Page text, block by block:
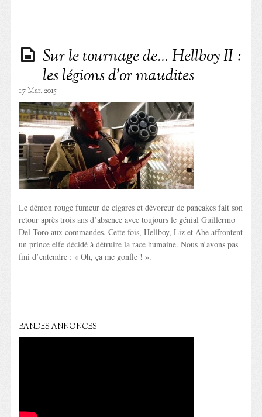
Sur le tournage de… Hellboy II :
les légions d’or maudites
17 Mar. 2015
Le démon rouge fumeur de cigares et dévoreur de pancakes fait son
retour après trois ans d’absence avec toujours le génial Guillermo
Del Toro aux commandes. Cette fois, Hellboy, Liz et Abe affrontent
un prince elfe décidé à détruire la race humaine. Nous n’avons pas
fini d’entendre : « Oh, ça me gonfle ! ».
BANDES ANNONCES